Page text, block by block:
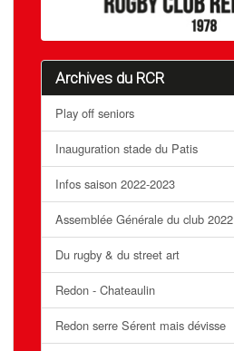
Archives du RCR
Play off seniors
Inauguration stade du Patis
Infos saison 2022-2023
Assemblée Générale du club 2022
Du rugby & du street art
Redon - Chateaulin
Redon serre Sérent mais dévisse